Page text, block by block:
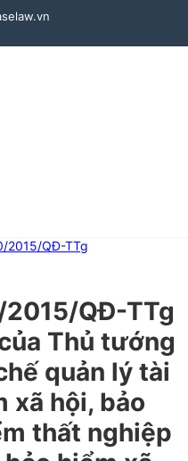
2015/QĐ-TTg
QĐ-TTg
Thủ tướng
quản lý tài
xã hội, bảo
thất nghiệp